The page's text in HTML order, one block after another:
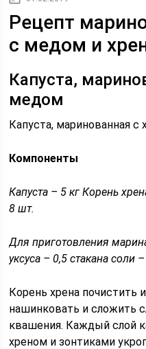
Рецепт
с медом и
Капуста,
медом
Капуста, маринованная
Компоненты
Капуста – 5 кг Корень
8 шт.
Для приготовления
уксуса – 0,5 стакана соли
Корень хрена почистить
нашинковать и сложить
квашения. Каждый слой
хреном и зонтиками